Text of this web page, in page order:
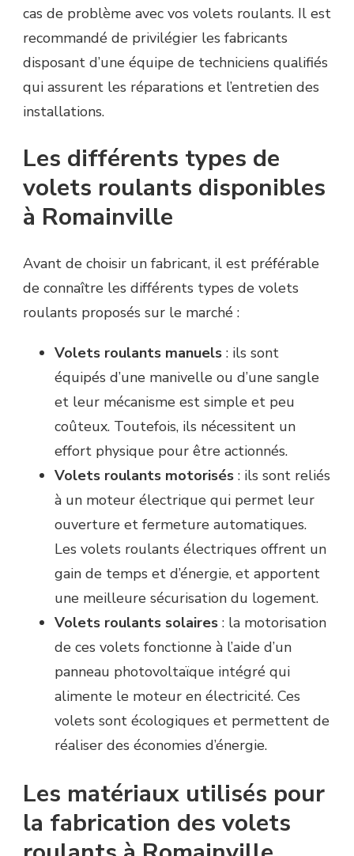
cas de problème avec vos volets roulants. Il est
recommandé de privilégier les fabricants
disposant d’une équipe de techniciens qualifiés
qui assurent les réparations et l’entretien des
installations.
Les différents types de
volets roulants disponibles
à Romainville
Avant de choisir un fabricant, il est préférable
de connaître les différents types de volets
roulants proposés sur le marché :
Volets roulants manuels : ils sont
équipés d’une manivelle ou d’une sangle
et leur mécanisme est simple et peu
coûteux. Toutefois, ils nécessitent un
effort physique pour être actionnés.
Volets roulants motorisés : ils sont reliés
à un moteur électrique qui permet leur
ouverture et fermeture automatiques.
Les volets roulants électriques offrent un
gain de temps et d’énergie, et apportent
une meilleure sécurisation du logement.
Volets roulants solaires : la motorisation
de ces volets fonctionne à l’aide d’un
panneau photovoltaïque intégré qui
alimente le moteur en électricité. Ces
volets sont écologiques et permettent de
réaliser des économies d’énergie.
Les matériaux utilisés pour
la fabrication des volets